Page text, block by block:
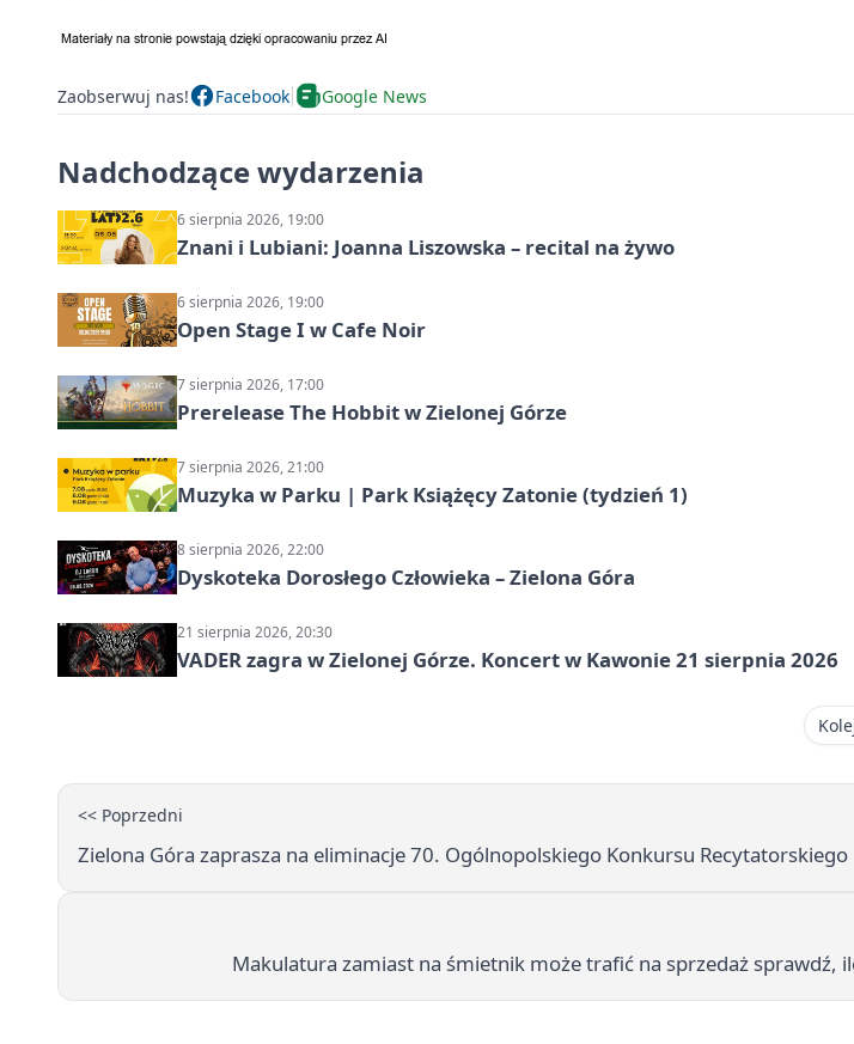
Zaobserwuj nas! Facebook Google News
Nadchodzące wydarzenia
6 sierpnia 2026, 19:00
Znani i Lubiani: Joanna Liszowska – recital na żywo
6 sierpnia 2026, 19:00
Open Stage I w Cafe Noir
7 sierpnia 2026, 17:00
Prerelease The Hobbit w Zielonej Górze
7 sierpnia 2026, 21:00
Muzyka w Parku | Park Książęcy Zatonie (tydzień 1)
8 sierpnia 2026, 22:00
Dyskoteka Dorosłego Człowieka – Zielona Góra
21 sierpnia 2026, 20:30
VADER zagra w Zielonej Górze. Koncert w Kawonie 21 sierpnia 2026
<< Poprzedni
Zielona Góra zaprasza na eliminacje 70. Ogólnopolskiego Konkursu Recytatorskiego
Makulatura zamiast na śmietnik może trafić na sprzedaż sprawdź,